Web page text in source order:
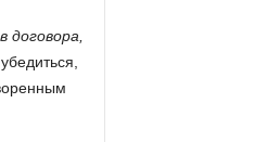
договора,